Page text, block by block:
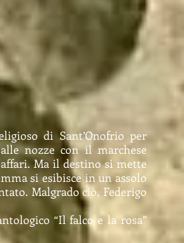
di Sant’Onofrio per
nozze con il marchese
Ma il destino si mette
si esibisce in un assolo
Malgrado ciò, Federigo
“Il falco e la rosa”